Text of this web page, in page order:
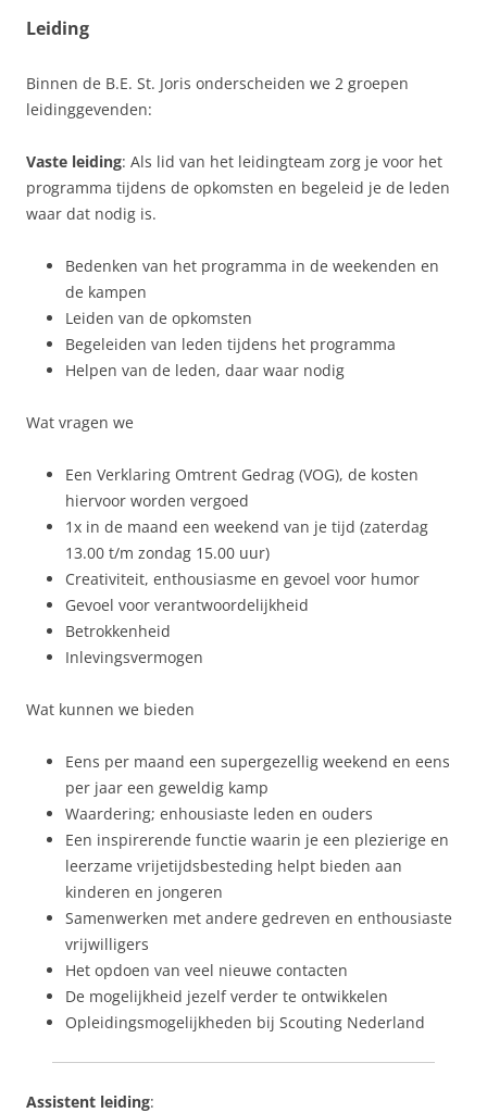
Leiding
Binnen de B.E. St. Joris onderscheiden we 2 groepen
leidinggevenden:
Vaste leiding: Als lid van het leidingteam zorg je voor het
programma tijdens de opkomsten en begeleid je de leden
waar dat nodig is.
Bedenken van het programma in de weekenden en
de kampen
Leiden van de opkomsten
Begeleiden van leden tijdens het programma
Helpen van de leden, daar waar nodig
Wat vragen we
Een Verklaring Omtrent Gedrag (VOG), de kosten
hiervoor worden vergoed
1x in de maand een weekend van je tijd (zaterdag
13.00 t/m zondag 15.00 uur)
Creativiteit, enthousiasme en gevoel voor humor
Gevoel voor verantwoordelijkheid
Betrokkenheid
Inlevingsvermogen
Wat kunnen we bieden
Eens per maand een supergezellig weekend en eens
per jaar een geweldig kamp
Waardering; enhousiaste leden en ouders
Een inspirerende functie waarin je een plezierige en
leerzame vrijetijdsbesteding helpt bieden aan
kinderen en jongeren
Samenwerken met andere gedreven en enthousiaste
vrijwilligers
Het opdoen van veel nieuwe contacten
De mogelijkheid jezelf verder te ontwikkelen
Opleidingsmogelijkheden bij Scouting Nederland
Assistent leiding: